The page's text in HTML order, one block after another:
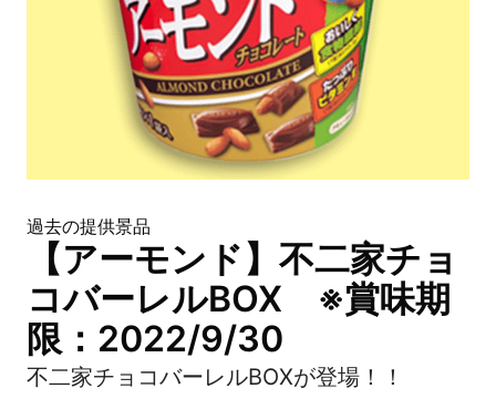
過去の提供景品
【アーモンド】不二家チョ
コバーレルBOX ※賞味期
限：2022/9/30
不二家チョコバーレルBOXが登場！！